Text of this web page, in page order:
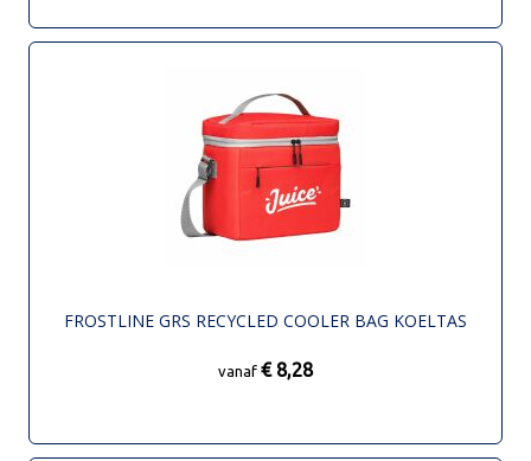
FROSTLINE GRS RECYCLED COOLER BAG KOELTAS
vanaf € 8,28